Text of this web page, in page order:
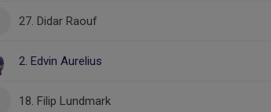
27. Didar Raouf
2. Edvin Aurelius
18. Filip Lundmark